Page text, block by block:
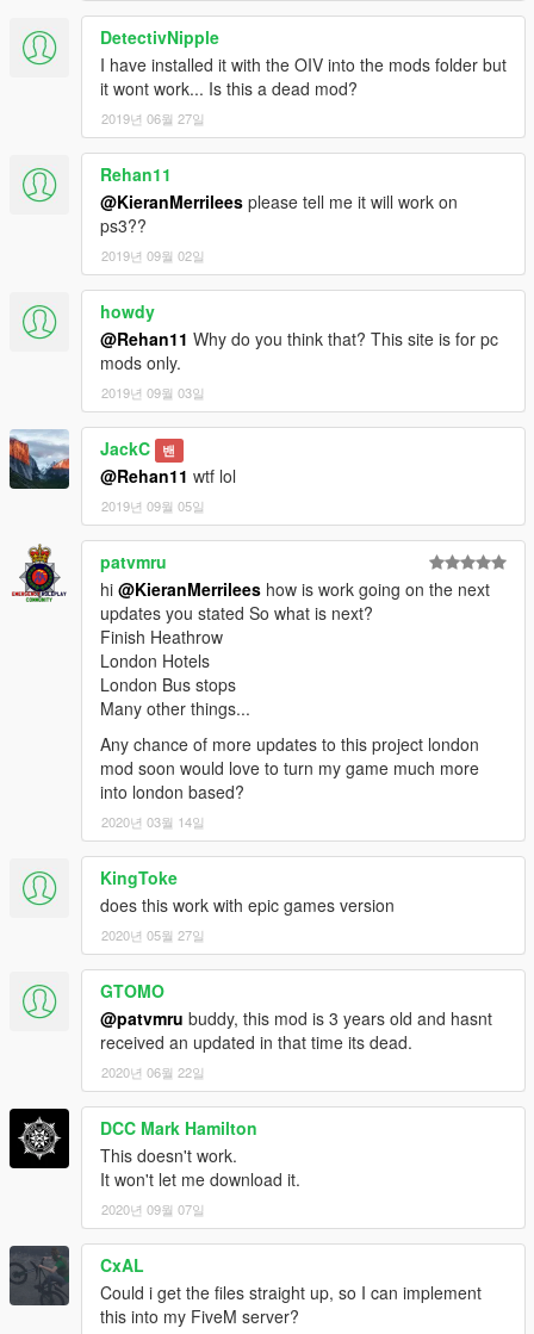
DetectivNipple
I have installed it with the OIV into the mods folder but
it wont work... Is this a dead mod?
2019년 06월 27일
Rehan11
@KieranMerrilees please tell me it will work on
ps3??
2019년 09월 02일
howdy
@Rehan11 Why do you think that? This site is for pc
mods only.
2019년 09월 03일
JackC 밴
@Rehan11 wtf lol
2019년 09월 05일
patvmru
hi @KieranMerrilees how is work going on the next
updates you stated So what is next?
Finish Heathrow
London Hotels
London Bus stops
Many other things...
Any chance of more updates to this project london
mod soon would love to turn my game much more
into london based?
2020년 03월 14일
KingToke
does this work with epic games version
2020년 05월 27일
GTOMO
@patvmru buddy, this mod is 3 years old and hasnt
received an updated in that time its dead.
2020년 06월 22일
DCC Mark Hamilton
This doesn't work.
It won't let me download it.
2020년 09월 07일
CxAL
Could i get the files straight up, so I can implement
this into my FiveM server?